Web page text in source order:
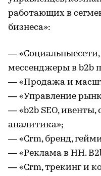
работающих в
бизнеса»:
— «Социальныесети,
мессенджеры в b2b
— «Продажа и
— «Управление
— «b2b SEO, ивенты,
аналитика»;
— «Crm, бренд,
— «Реклама в HH.
— «Crm, трекинг и